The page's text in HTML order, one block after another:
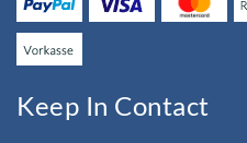
Keep In Contact